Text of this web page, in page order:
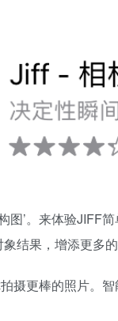
图’。来体验JIFF
结果，增添更多
摄更棒的照片。